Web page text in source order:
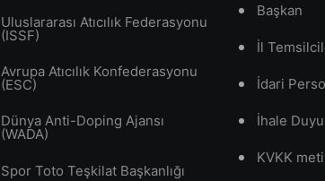
Uluslararası Atıcılık Federasyonu
(ISSF)
Avrupa Atıcılık Konfederasyonu
(ESC)
Dünya Anti-Doping Ajansı
(WADA)
Spor Toto Teşkilat Başkanlığı
Başkan
İl
İdari
İhale
KVKK